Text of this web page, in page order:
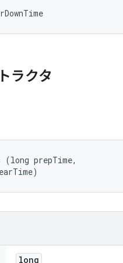
ラクタ
(long prepTime,
long